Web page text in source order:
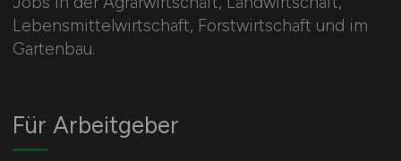
Lebensmittelwirtschaft, Forstwirtschaft und im
Gartenbau.
Für Arbeitgeber